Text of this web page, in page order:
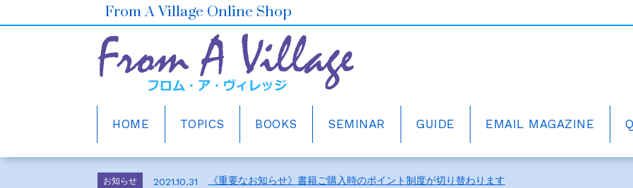
From A Village Online Shop
HOME TOPICS BOOKS SEMINAR GUIDE EMAIL MAGAZINE
2021.10.30 ホームページをリニューアルしました。
2026年6月の売上ベスト5
お知らせ 2021.10.31 《重要なお知らせ》書籍ご購入時のポイント制度が切り替わります